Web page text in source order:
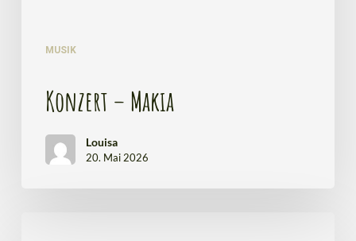
MUSIK
Konzert – Makia
Louisa
20. Mai 2026